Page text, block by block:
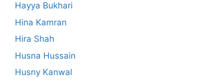
Hayya Bukhari
Hina Kamran
Hira Shah
Husna Hussain
Husny Kanwal